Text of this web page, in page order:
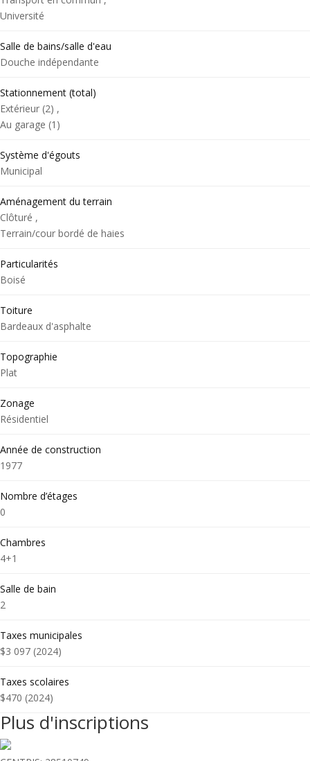
Université
Salle de bains/salle d'eau
Douche indépendante
Stationnement (total)
Extérieur (2) ,
Au garage (1)
Système d'égouts
Municipal
Aménagement du terrain
Clôturé ,
Terrain/cour bordé de haies
Particularités
Boisé
Toiture
Bardeaux d'asphalte
Topographie
Plat
Zonage
Résidentiel
Année de construction
1977
Nombre d’étages
0
Chambres
4+1
Salle de bain
2
Taxes municipales
$3 097 (2024)
Taxes scolaires
$470 (2024)
Plus d'inscriptions